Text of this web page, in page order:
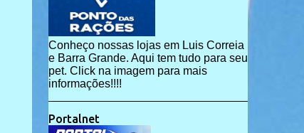
Conheço nossas lojas em Luis Correia
e Barra Grande. Aqui tem tudo para seu
pet. Click na imagem para mais
informações!!!!
Portalnet